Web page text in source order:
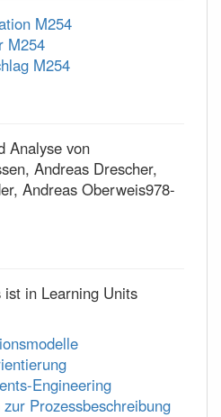
M254
M254
M254
Analyse von
Andreas Drescher,
Andreas Oberweis978-
in Learning Units
Engineering
zur Prozessbeschreibung